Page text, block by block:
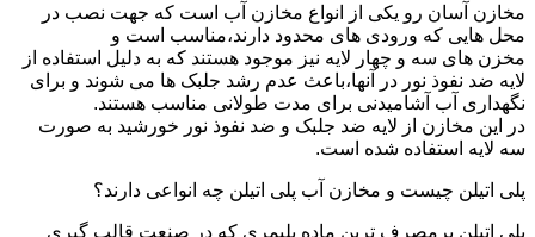
مخازن آسان رو یکی از انواع مخازن آب است که جهت نصب در
محل هایی که ورودی های محدود دارند،مناسب است و
مخزن های سه و چهار لایه نیز موجود هستند که به دلیل استفاده از
لایه ضد نفوذ نور در آنها،باعث عدم رشد جلبک ها می شوند و برای
نگهداری آب آشامیدنی برای مدت طولانی مناسب هستند.
در این مخازن از لایه ضد جلبک و ضد نفوذ نور خورشید به صورت
سه لایه استفاده شده است.
پلی اتیلن چیست و مخازن آب پلی اتیلن چه انواعی دارند؟
پلی اتیلن پرمصرف ترین ماده پلیمری که در صنعت قالب گیری